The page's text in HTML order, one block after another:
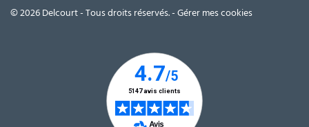
© 2026 Delcourt - Tous droits réservés. -Gérer mes cookies